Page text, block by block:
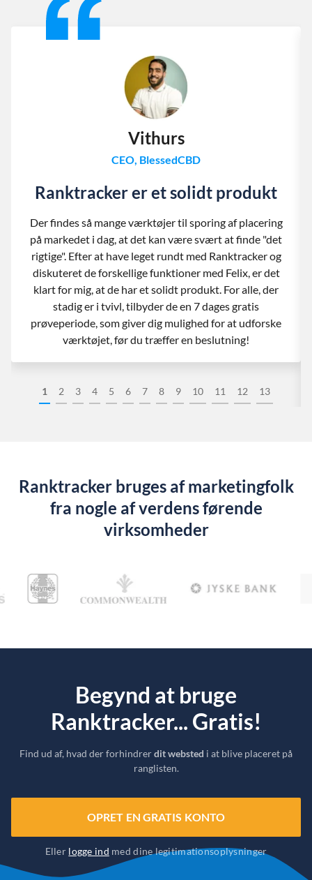
1 2 3 4 5 6 7 8 9 10 11 12 13
Vithurs
CEO, BlessedCBD
Ranktracker er et solidt produkt
Der findes så mange værktøjer til sporing af placering
på markedet i dag, at det kan være svært at finde "det
rigtige". Efter at have leget rundt med Ranktracker og
diskuteret de forskellige funktioner med Felix, er det
klart for mig, at de har et solidt produkt. For alle, der
stadig er i tvivl, tilbyder de en 7 dages gratis
prøveperiode, som giver dig mulighed for at udforske
værktøjet, før du træffer en beslutning!
Ranktracker bruges af marketingfolk
fra nogle af verdens førende
virksomheder
Begynd at bruge
Ranktracker... Gratis!
Find ud af, hvad der forhindrerdit websted i at blive placeret på
ranglisten.
OPRET EN GRATIS KONTO
Eller logge ind med dine legitimationsoplysninger